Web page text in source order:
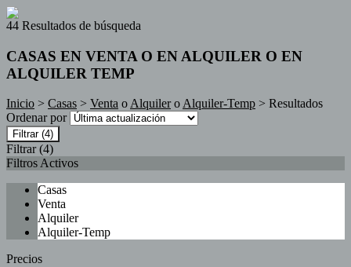
44 Resultados de búsqueda
CASAS EN VENTA O EN ALQUILER O EN
ALQUILER TEMP
Inicio > Casas > Venta oAlquileroAlquiler-Temp > Resultados
Ordenar por
Filtrar (4)
Filtrar (4)
Filtros Activos
Casas
Venta
Alquiler
Alquiler-Temp
Precios